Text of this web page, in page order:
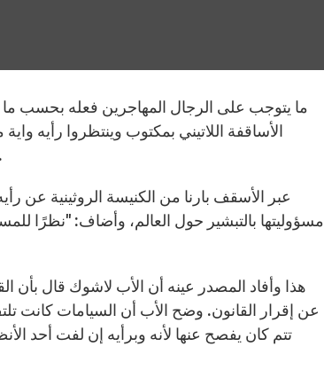
ما يتوجب على الرجال المهاجرين فعله بحسب ما
الأساقفة اللاتيني بمكتوب وينتظروا رأيه
الكنائس الشرقية في 14 حزيران وقد نشر في وقت لاحق على الإنترنت.
عبر الأسقف بارنا من الكنيسة الروثينية عن
مسؤوليتها بالتبشير حول العالم، وأضاف: "نظرًا
هذا وأفاد المصدر عينه أن الأب لاشوك قال بأن
عن إقرار القانون. وضح الأب أن السيامات كانت
تتم كان يفصح عنها لأنه وبرأيه إن لفت أحد